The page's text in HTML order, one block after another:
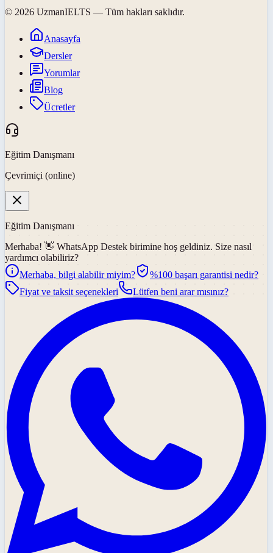
© 2026 UzmanIELTS — Tüm hakları saklıdır.
Anasayfa
Dersler
Yorumlar
Blog
Ücretler
Eğitim Danışmanı
Çevrimiçi (online)
Eğitim Danışmanı
Merhaba! 👋 WhatsApp Destek birimine hoş geldiniz. Size nasıl
yardımcı olabiliriz?
Merhaba, bilgi alabilir miyim?
%100 başarı garantisi nedir?
Fiyat ve taksit seçenekleri
Lütfen beni arar mısınız?